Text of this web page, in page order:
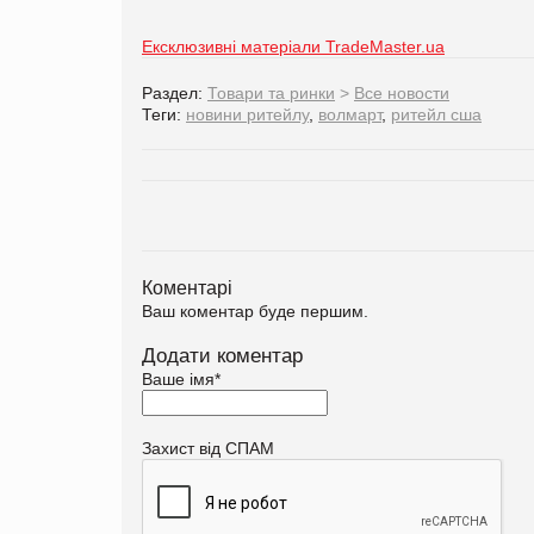
Ексклюзивні матеріали TradeMaster.ua
Раздел: Товари та ринки > Все новости
Теги: новини ритейлу, волмарт, ритейл сша
Коментарі
Ваш коментар буде першим.
Додати коментар
Ваше імя*
Захист від СПАМ